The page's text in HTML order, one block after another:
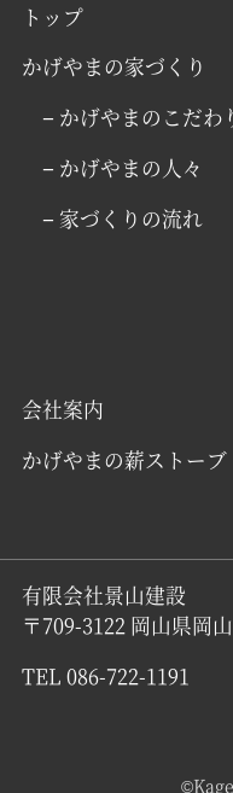
トップ
かげやまの家づくり
− かげやまのこだわ
− かげやまの人々
− 家づくりの流れ
会社案内
かげやまの薪ストーブ
有限会社景山建設
〒709-3122 岡山県岡
TEL 086-722-1191